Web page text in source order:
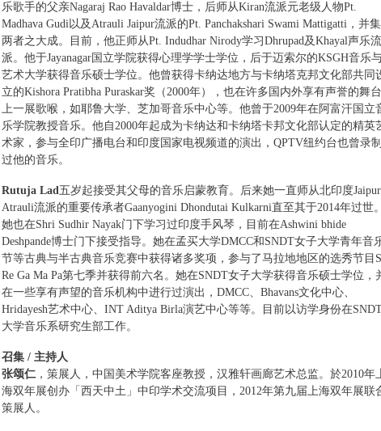
乐歌手的父亲Nagaraj Rao Havaldar博士，后师从Kiran流派元老级人物Pt.
Madhava Gudi以及Atrauli Jaipur流派的Pt. Panchakshari Swami Mattigatti，并集
两者之大成。目前，他正师从Pt. Indudhar Nirody学习Dhrupad及Khayal声乐流
派。他于Jayanagar国立学院获得心理学学士学位，后于迈索尔的KSGH音乐
艺术大学获得音乐硕士学位。他曾获得卡纳达地方与卡纳塔克邦文化部共同
立的Kishora Pratibha Puraskar奖（2000年），也在许多国内外享有声誉的舞台
上一展歌喉，如耶鲁大学、芝加哥音乐中心等。他曾于2009年在阿富汗国立
乐学院教授音乐。他自2000年起成为卡纳达和卡纳塔卡邦文化部认定的精英
术家，参与全印广播电台和印度国家电视频道的演出，QPTV纽约台也曾录制
过他的音乐。
Rutuja Lad五岁起接受其父母的音乐启蒙教育。后来她一直师从北印度
Atrauli流派的重要传承者Gaanyogini Dhondutai Kulkarni直至其于2014年过世。
她也在Shri Sudhir Nayak门下学习过印度手风琴，目前在Ashwini bhide
Deshpande博士门下接受指导。她在孟买大学DMCC和SNDT女子大学青年音
节等古典与半古典音乐竞赛中获得诸多奖项，参与了马拉地地区的选秀节目
Re Ga Ma Pa第七季并获得前六名。她在SNDT女子大学获得音乐硕士学位，
在一些享有声望的音乐机构中进行过演出，DMCC、Bhavans文化中心、
Hridayesh艺术中心、INT Aditya Birla演艺中心等等。目前以访学身份在
大学音乐系研究生部工作。
召集 / 主持人
张颂仁 ，策展人，中国美术学院客座教授，汉雅轩画廊艺术总监。於2010年
海双年展创办「西天中土」中印学术交流项目，2012年第九届上海双年展联
策展人。